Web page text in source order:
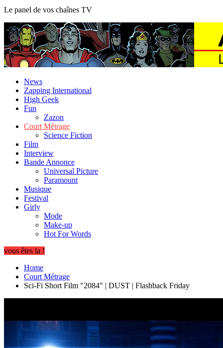
Le panel de vos chaînes TV
News
Zapping International
High Geek
Fun
Zazon
Court Métrage
Science Fiction
Film
Interview
Bande Annonce
Universal Picture
Paramount
Musique
Festival
Girly
Mode
Make-up
Hot For Words
vous êtes la !
Home
Court Métrage
Sci-Fi Short Film "2084" | DUST | Flashback Friday